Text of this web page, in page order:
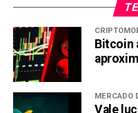
desempenho futuro, e
envolve riscos.
Nubank
Bitcoin
MERCADO
Vale